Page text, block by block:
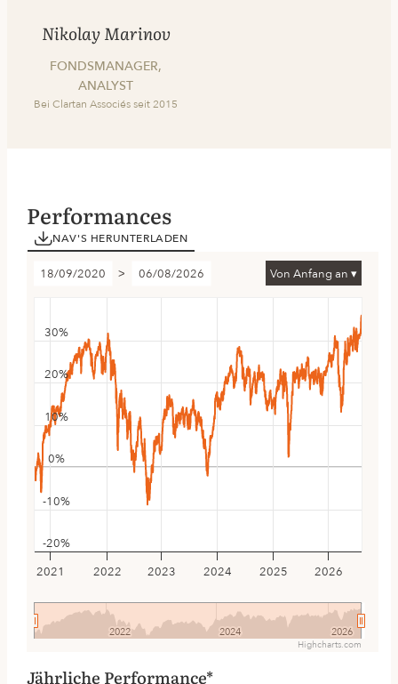
Nikolay Marinov
FONDSMANAGER,
ANALYST
Bei Clartan Associés seit 2015
Performances
NAV'S HERUNTERLADEN
2021 2022 2023 2024 2025 2026
2022
2022 2024
2024 2026
2026
0%
-20%
-10%
10%
20%
30%
Von Anfang an ▾
18/09/2020 > 06/08/2026
Highcharts.com
Jährliche Performance*